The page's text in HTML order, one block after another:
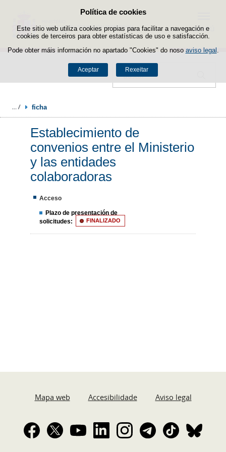
Política de cookies
Este sitio web utiliza cookies propias para facilitar a navegación e
cookies de terceiros para obter estatísticas de uso e satisfacción.
Pode obter máis información no apartado "Cookies" do noso aviso legal
Aceptar Rexeitar
Saltar ao contido
Buscador
Menú
ficha
Establecimiento de
convenios entre el Ministerio
y las entidades
colaboradoras
Acceso
Plazo de presentación de
solicitudes:
FINALIZADO
Mapa web Accesibilidade Aviso legal